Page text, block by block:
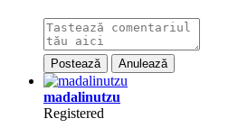
Postează Anulează
madalinutzu
Registered